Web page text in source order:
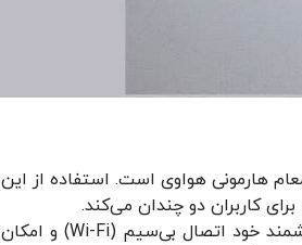
اما جدای از بحث طراحی، ویژگی خاص و متفاوت این پرینتر، استفاده آن از سیستم‎عام هارمونی هواوی است. استفاده از این
مشخصات افشا شده از پرینتر هواوی نشان می‌دهد که این شرکت برای چاپگر هوشمند خود اتصال بی‌سیم (Wi-Fi) و امکان